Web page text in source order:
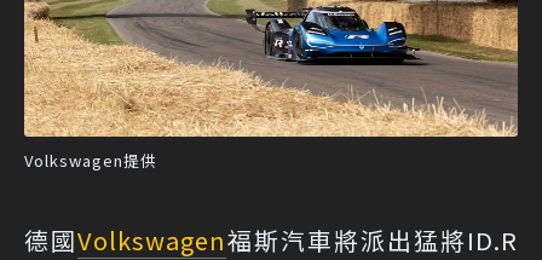
Volkswagen提供
德國Volkswagen福斯汽車將派出猛將ID.R